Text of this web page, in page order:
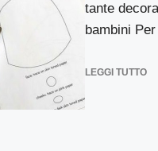
tante
bambini
LEGGI TUTTO